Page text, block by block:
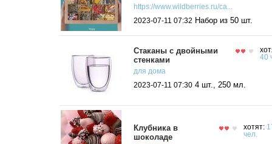
https://www.wildberries.ru/ca...
2023-07-11 07:32 Набор из 50 шт.
Стаканы с двойными
стенками
40
для дома
2023-07-11 07:30 4 шт., 250 мл.
Клубника в
шоколаде
хотят:
чел.